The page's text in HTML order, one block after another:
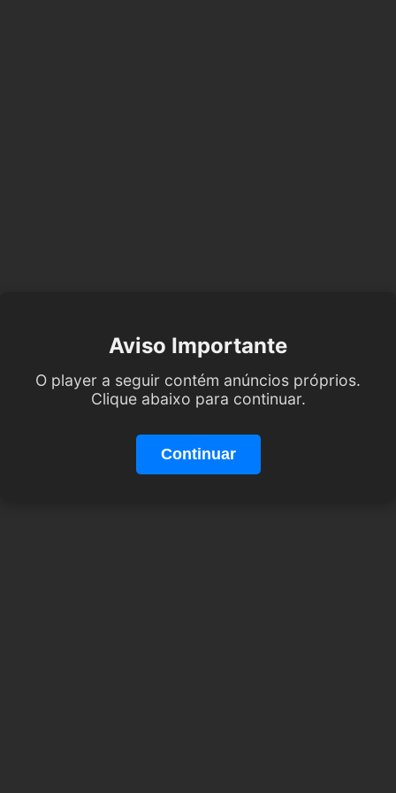
Aviso Importante
O player a seguir contém anúncios próprios.
Clique abaixo para continuar.
Continuar